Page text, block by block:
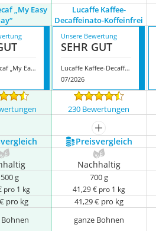
„My Easy
Lucaffe Kaffee-
Decaffeinato-Koffeinfrei
Lavazza Decaf „My Easy Day“
Unsere Bewertung
SEHR GUT
Lucaffe Kaffee-Decaffeinato-Koffeinfrei
07/2026
230 Bewertungen
mehr anzeigen
Preis­vergleich
Nachhaltig
g
pro 1 kg
700 g
41,29 € pro 1 kg
pro kg 41,29 € pro kg
ganze Bohnen